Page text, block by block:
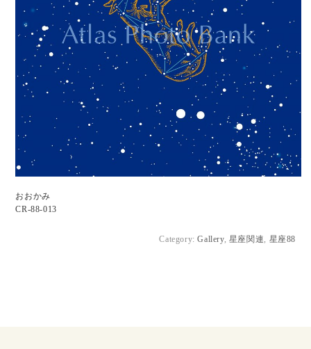
おおかみ
CR-88-013
Category:Gallery, 星座関連, 星座88